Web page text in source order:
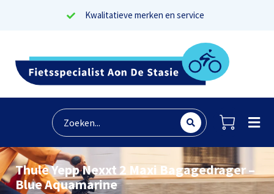
Kwalitatieve merken en service
Thule Yepp Nexxt 2 Maxi Bagagedrager –
Blue Aquamarine